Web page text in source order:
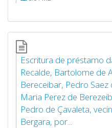
Escritura de préstamo
Recalde, Bartolome de
Bereceibar, Pedro
Maria Perez de
Pedro de Çavaleta,
Bergara, por...